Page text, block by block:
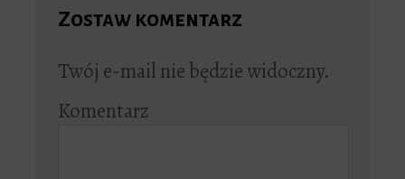
Zostaw komentarz
Twój e-mail nie będzie widoczny.
Komentarz